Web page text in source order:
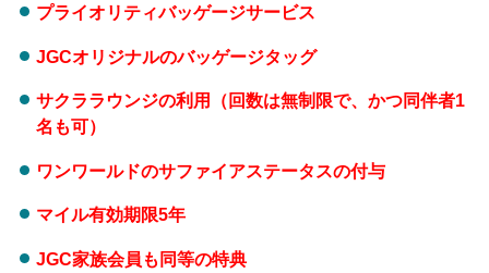
プライオリティバッゲージサービス
JGCオリジナルのバッゲージタッグ
サクララウンジの利用（回数は無制限で、かつ同伴者1
名も可）
ワンワールドのサファイアステータスの付与
マイル有効期限5年
JGC家族会員も同等の特典